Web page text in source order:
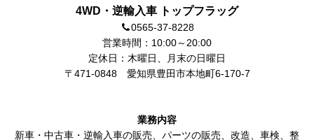
4WD・逆輸入車 トップフラッグ
0565-37-8228
営業時間：10:00～20:00
定休日：木曜日、月末の日曜日
〒471-0848 愛知県豊田市本地町6-170-7
業務内容
新車・中古車・逆輸入車の販売
パーツの販売 、改造、車検、整